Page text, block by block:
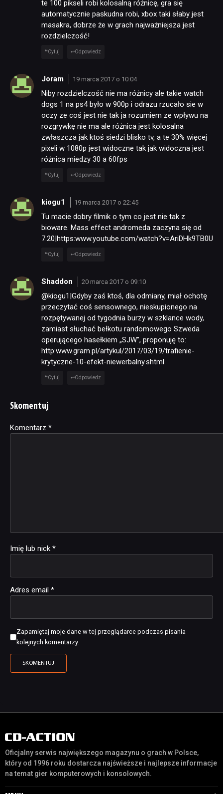
te 100 pikseli robi kolosalną różnicę, gra się
automatycznie paskudna robi, xbox taki słaby jest
masakra, dobrze że w grach najważniejsza jest
rozdzielczość!
Cytuj Odpowiedz
Joram 19 marca 2017 o 10:04
Niby rozdzielczość nie ma różnicy ale takie watch
dogs 1 na ps4 było w 900p i odrazu rzucało sie w
oczy ze coś jest nie tak ja rozumiem ze wpływu na
rozgrywkę nie ma ale różnica jest kolosalna
zwłaszcza jak ktoś siedzi blisko tv, a te 30% więcej
pixeli w 1080p jest widoczne tak jak widoczna jest
różnica miedzy 30 a 60fps
Cytuj Odpowiedz
kiogu1 19 marca 2017 o 22:45
Tu macie dobry filmik o tym co jest nie tak z
bioware. Mass effect andromeda zaczyna się od
7.20|https:www.youtube.com/watch?v=AriDHk9TB0U
Cytuj Odpowiedz
Shaddon 20 marca 2017 o 09:10
@kiogu1|Gdyby zaś ktoś, dla odmiany, miał ochotę
przeczytać coś sensownego, nieskupionego na
rozpętywanej od tygodnia burzy w szklance wody,
zamiast słuchać bełkotu randomowego Szweda
operującego hasełkiem „SJW”, proponuję to:
http:www.gram.pl/artykul/2017/03/19/trafienie-
krytyczne-10-efekt-niewerbalny.shtml
Cytuj Odpowiedz
Skomentuj
Komentarz *
Imię lub nick *
Adres email *
Zapamiętaj moje dane w tej przeglądarce podczas pisania
kolejnych komentarzy.
Alternative:
Oficjalny serwis największego magazynu o grach w Polsce,
który od 1996 roku dostarcza najświeższe i najlepsze informacje
na temat gier komputerowych i konsolowych.